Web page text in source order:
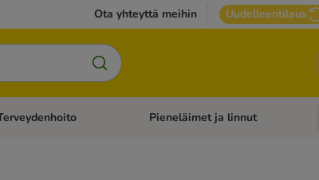
Ota yhteyttä meihin Uudelleentilaus
kategoriavalikko: Kissan tarvikkeetAvaa kategoriavalikko: Terveydenhoito
Pieneläimet ja linnut